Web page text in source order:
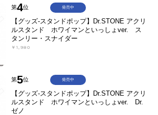
第4位
【グッズ-スタンドポップ】Dr.STONE アクリ
ルスタンド ホワイマンといっしょver. ス
タンリー・スナイダー
￥1,980
発売中
第5位
【グッズ-スタンドポップ】Dr.STONE アクリ
ルスタンド ホワイマンといっしょver. Dr.
ゼノ
発売中